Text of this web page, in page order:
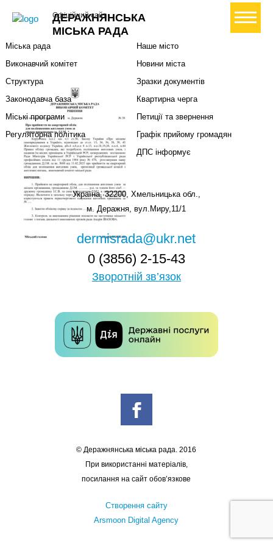
ДЕРАЖНЯНСЬКА
МІСЬКА РАДА
Офіційний сайт+ Створити петицію
Міський голова
Міська рада
Виконавчий комітет
Структура
Законодавча база
Міські програми
Регуляторна політика
Наше місто
Новини міста
Зразки документів
Квартирна черга
Петиції та звернення
Графік прийому громадян
ДПС інформує
Україна, 32200, Хмельницька обл.,
м. Деражня, вул.Миру,11/1
dermisrada@ukr.net
0 (3856) 2-15-43
Зворотній зв’язок
© Деражнянська міська рада. 2016
При використанні матеріалів,
посилання на сайт обов’язкове
Створення сайту
Arsmoon Digital Agency